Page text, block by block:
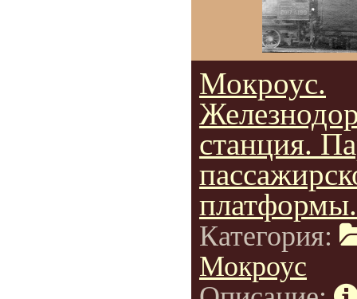
Мокроус.
станция.
платформы.
Категория:
Мокроус